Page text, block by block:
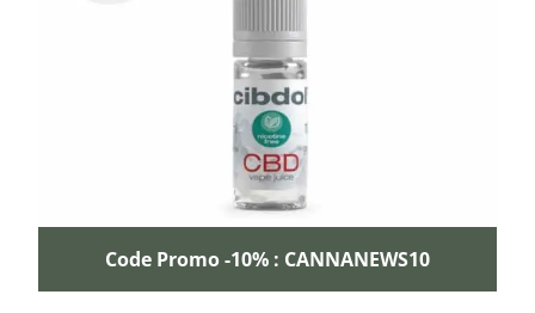
Code Promo -10% : CANNANEWS10